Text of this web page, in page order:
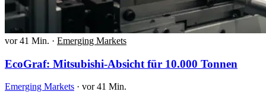
vor 41 Min. · Emerging Markets
EcoGraf: Mitsubishi-Absicht für 10.000 Tonnen
Emerging Markets · vor 41 Min.